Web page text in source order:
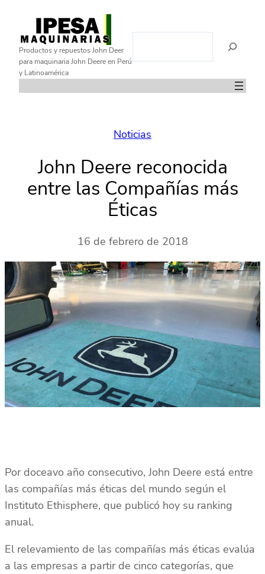
contenido
Productos y repuestos John Deer
para maquinaria John Deere en Perú
y Latinoamérica
Noticias
John Deere reconocida
entre las Compañías más
Éticas
16 de febrero de 2018
Por doceavo año consecutivo, John Deere está entre
las compañías más éticas del mundo según el
Instituto Ethisphere, que publicó hoy su ranking
anual.
El relevamiento de las compañías más éticas evalúa
a las empresas a partir de cinco categorías, que